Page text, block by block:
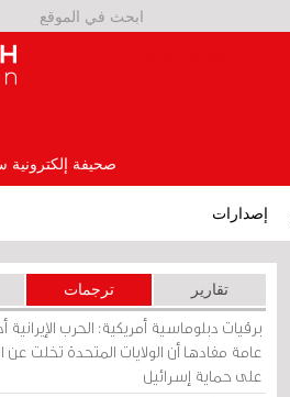
صحيفة إلكترونية
إصدارات
تقارير ترجمات
برقيات دبلوماسية أمريكية: الحرب الإيرانية
عامة مفادها أن الولايات المتحدة تخلت عن
على حماية إسرائيل